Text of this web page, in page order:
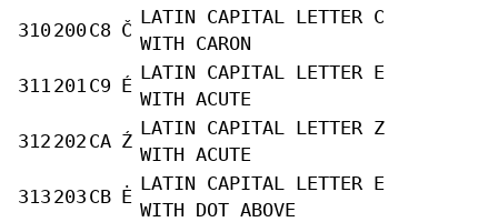
310200C8 Č
LATIN CAPITAL LETTER C
WITH CARON
311 201 C9 É
LATIN CAPITAL LETTER E
WITH ACUTE
312 202 CA Ź
LATIN CAPITAL LETTER Z
WITH ACUTE
313 203 CB Ė
LATIN CAPITAL LETTER E
WITH DOT ABOVE